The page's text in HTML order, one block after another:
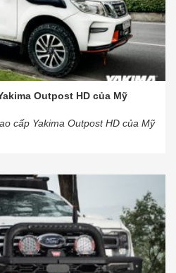
Outpost HD của Mỹ
cấp Yakima Outpost HD của Mỹ